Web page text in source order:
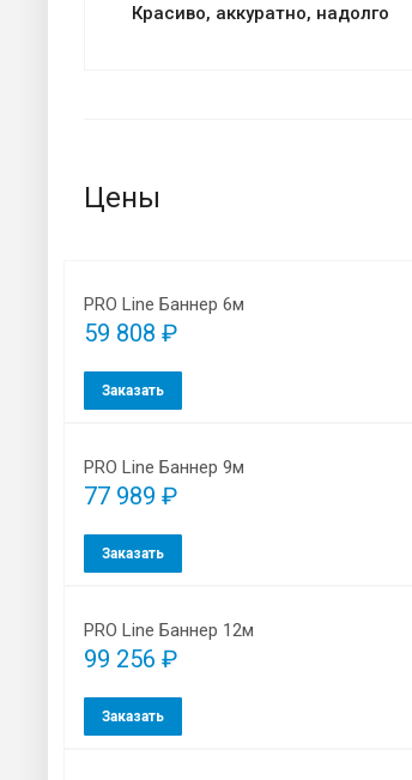
Красиво, аккуратно, надолго
Цены
PRO Line Баннер 6м
59 808 ₽
Заказать
PRO Line Баннер 9м
77 989 ₽
Заказать
PRO Line Баннер 12м
99 256 ₽
Заказать